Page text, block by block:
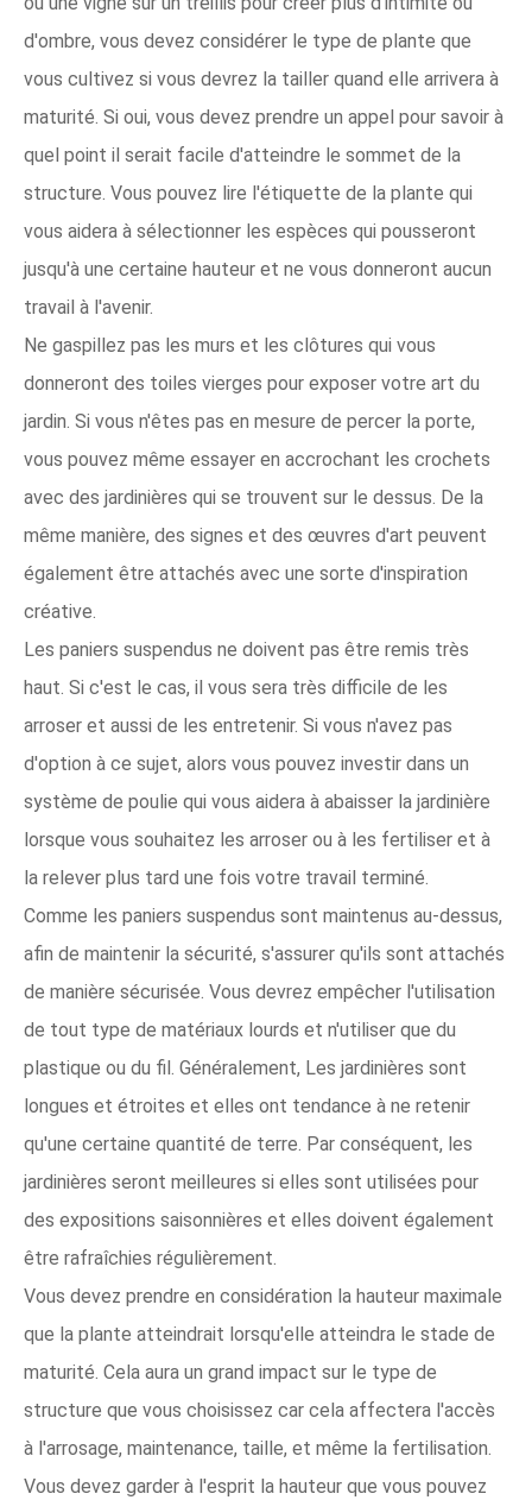
d'ombre, vous devez considérer le type de plante que
vous cultivez si vous devrez la tailler quand elle arrivera à
maturité. Si oui, vous devez prendre un appel pour savoir à
quel point il serait facile d'atteindre le sommet de la
structure. Vous pouvez lire l'étiquette de la plante qui
vous aidera à sélectionner les espèces qui pousseront
jusqu'à une certaine hauteur et ne vous donneront aucun
travail à l'avenir.
Ne gaspillez pas les murs et les clôtures qui vous
donneront des toiles vierges pour exposer votre art du
jardin. Si vous n'êtes pas en mesure de percer la porte,
vous pouvez même essayer en accrochant les crochets
avec des jardinières qui se trouvent sur le dessus. De la
même manière, des signes et des œuvres d'art peuvent
également être attachés avec une sorte d'inspiration
créative.
Les paniers suspendus ne doivent pas être remis très
haut. Si c'est le cas, il vous sera très difficile de les
arroser et aussi de les entretenir. Si vous n'avez pas
d'option à ce sujet, alors vous pouvez investir dans un
système de poulie qui vous aidera à abaisser la jardinière
lorsque vous souhaitez les arroser ou à les fertiliser et à
la relever plus tard une fois votre travail terminé.
Comme les paniers suspendus sont maintenus au-dessus,
afin de maintenir la sécurité, s'assurer qu'ils sont attachés
de manière sécurisée. Vous devrez empêcher l'utilisation
de tout type de matériaux lourds et n'utiliser que du
plastique ou du fil. Généralement, Les jardinières sont
longues et étroites et elles ont tendance à ne retenir
qu'une certaine quantité de terre. Par conséquent, les
jardinières seront meilleures si elles sont utilisées pour
des expositions saisonnières et elles doivent également
être rafraîchies régulièrement.
Vous devez prendre en considération la hauteur maximale
que la plante atteindrait lorsqu'elle atteindra le stade de
maturité. Cela aura un grand impact sur le type de
structure que vous choisissez car cela affectera l'accès
à l'arrosage, maintenance, taille, et même la fertilisation.
Vous devez garder à l'esprit la hauteur que vous pouvez